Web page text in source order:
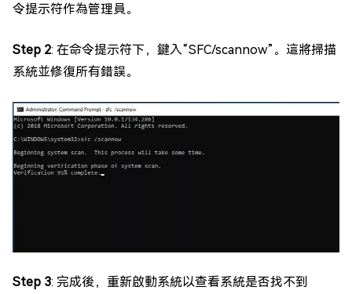
令提示符作為管理員。
Step 2: 在命令提示符下，鍵入“SFC/scannow”。這將掃描
系統並修復所有錯誤。
Step 3: 完成後，重新啟動系統以查看系統是否找不到